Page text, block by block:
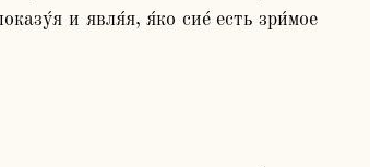
и явля́я, я́ко сие́ есть зри́мое